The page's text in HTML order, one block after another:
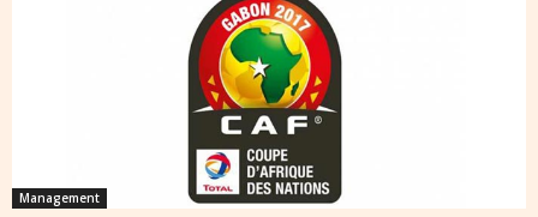
Management